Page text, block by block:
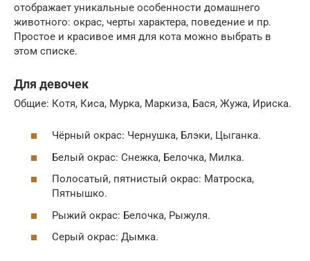
отображает уникальные особенности домашнего
животного: окрас, черты характера, поведение и пр.
Простое и красивое имя для кота можно выбрать в
этом списке.
Для девочек
Общие: Котя, Киса, Мурка, Маркиза, Бася, Жужа, Ириска.
Чёрный окрас: Чернушка, Блэки, Цыганка.
Белый окрас: Снежка, Белочка, Милка.
Полосатый, пятнистый окрас: Матроска,
Пятнышко.
Рыжий окрас: Белочка, Рыжуля.
Серый окрас: Дымка.